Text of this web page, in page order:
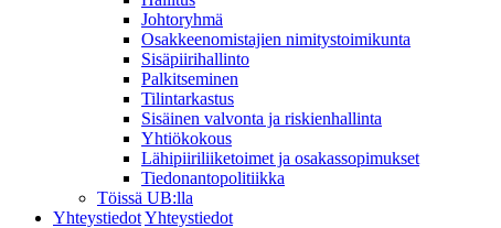
Johtoryhmä
Osakkeenomistajien nimitystoimikunta
Sisäpiirihallinto
Palkitseminen
Tilintarkastus
Sisäinen valvonta ja riskienhallinta
Yhtiökokous
Lähipiiriliiketoimet ja osakassopimukset
Tiedonantopolitiikka
Töissä UB:lla
YhteystiedotYhteystiedot